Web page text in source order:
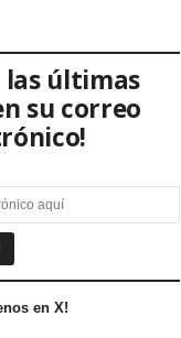
las últimas
su correo
en X!